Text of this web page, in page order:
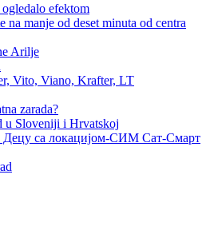
efektom
na manje od deset minuta od centra
Arilje
Vito, Viano, Krafter, LT
zarada?
u Sloveniji i Hrvatskoj
Децу са локацијом-СИМ Сат-Смарт